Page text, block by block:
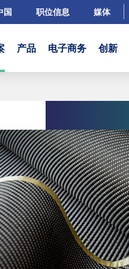
国 职位信息 媒体
产品 电子商务 创新